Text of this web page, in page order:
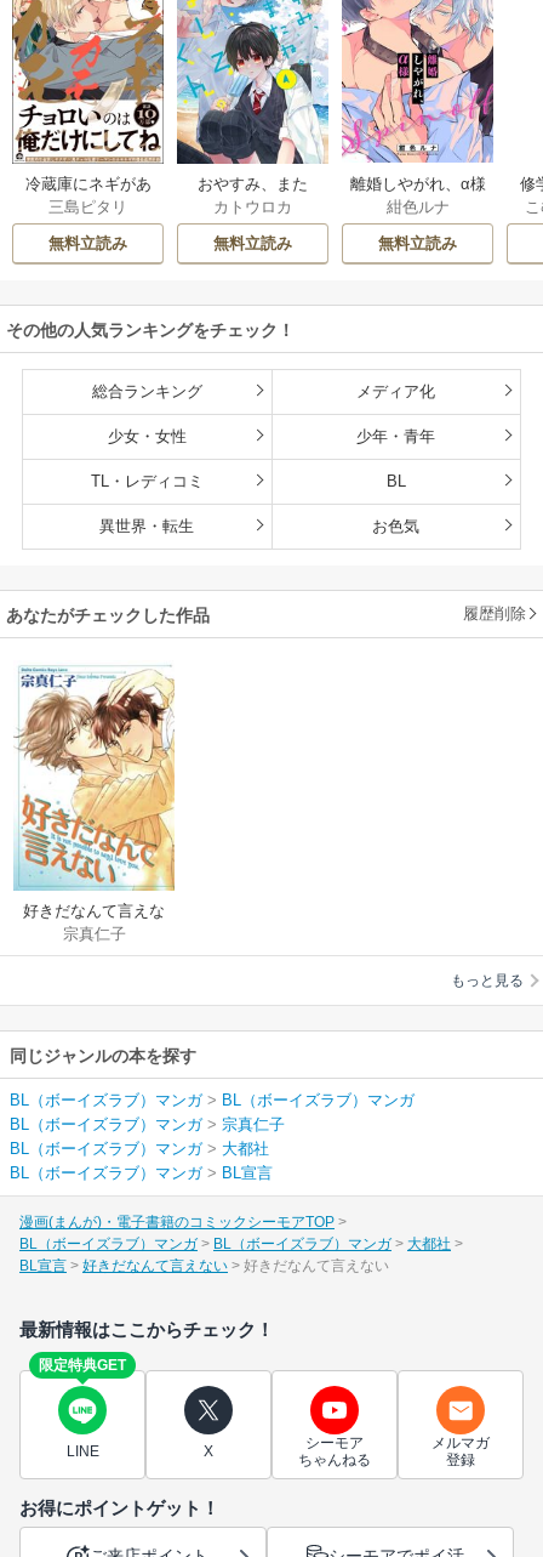
冷蔵庫にネギがあ
ったカモ
三島ピタリ
無料立読み
おやすみ、また
ね。ましろくん。
【電子限定漫画付
き】
カトウロカ
無料立読み
離婚しやがれ、α様
紺色ルナ
無料立読み
修
その他の人気ランキングをチェック！
総合ランキング メディア化
少女・女性 少年・青年
TL・レディコミ BL
異世界・転生 お色気
あなたがチェックした作品 履歴削除
好きだなんて言えな
い
宗真仁子
もっと見る
同じジャンルの本を探す
BL（ボーイズラブ）マンガ> BL（ボーイズラブ）マンガ
BL（ボーイズラブ）マンガ> 宗真仁子
BL（ボーイズラブ）マンガ> 大都社
BL（ボーイズラブ）マンガ> BL宣言
漫画(まんが)・電子書籍のコミックシーモアTOP
BL（ボーイズラブ）マンガ
BL（ボーイズラブ）マンガ
大都社
BL宣言
好きだなんて言えない 好きだなんて言えない
最新情報はここからチェック！
限定特典GET
LINE X
シーモア
ちゃんねる
メルマガ
登録
お得にポイントゲット！